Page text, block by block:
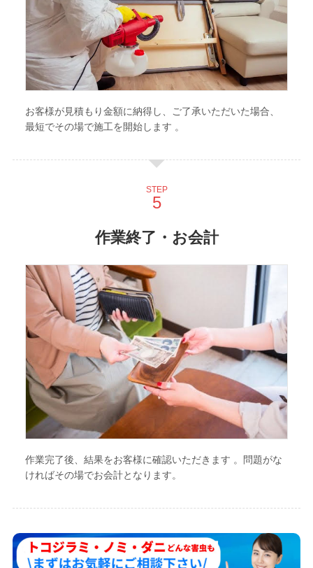
お客様が見積もり金額に納得し、ご了承いただいた場合、
最短でその場で施工を開始します 。
STEP
作業終了・お会計
作業完了後、結果をお客様に確認いただきます 。問題がな
ければその場でお会計となります。